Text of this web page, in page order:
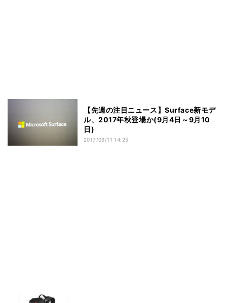
【先週の注目ニュース】Surface新モデ
ル、2017年秋登場か(9月4日～9月10
日)
2017/09/11 14:25